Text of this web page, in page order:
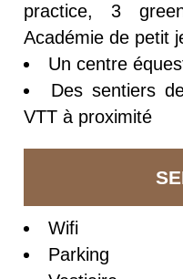
practice, 3
Académie de petit
Un centre
Des sentiers
VTT à proximité
Wifi
Parking